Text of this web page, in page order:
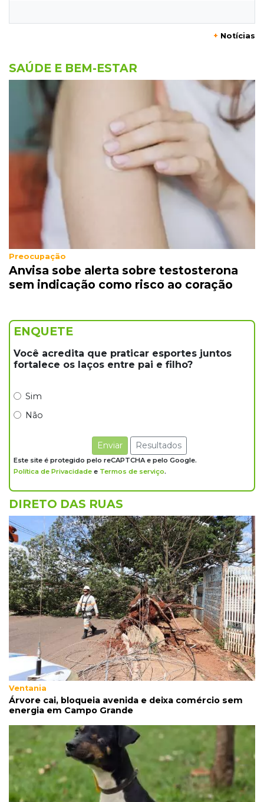
Juiz obriga condomínio da Capital a fazer
ligação de água na rede pública
Mercado aquecido
Há vagas: obras da UFN3 mantêm ciclo de
contratações em Três Lagoas
15:47 Comportamento
Odilon Wagner se encanta em visita ao
Bioparque Pantanal: “deslumbrante”
15:25
Zona rural
Visitante encontra túmulo violado e ossos
expostos no Cemitério Três Barras
preso
14:44
Celebração interativa
de 72 anos em praça no Centro
Ladário abre consulta para criação do Parque
Natural Pérola do Pantanal
Pantaneiro que salvou fazenda com diques
vira personagem de livro
13:34Operação Lívia
Discord é investigado por falha na proteção
de menores após morte de adolescente
13:33Produção artesanal
MS chega a 25 cachaças registradas e amplia
número de produtores em 67%
13:12Fraude eletrônica
Idoso tem R$ 39,7 mil retirados da conta em
transferências misteriosas
13:00
Artigos
O crescimento descontrolado das big techs
12:55
Ventania
+ Notícias
SAÚDE E BEM-ESTAR
Preocupação
Anvisa sobe alerta sobre testosterona
sem indicação como risco ao coração
ENQUETE
Você acredita que praticar esportes juntos
fortalece os laços entre pai e filho?
Sim
Não
Enviar Resultados
Este site é protegido pelo reCAPTCHA e pelo Google.
Política de Privacidade e Termos de serviço.
DIRETO DAS RUAS
Ventania
Árvore cai, bloqueia avenida e deixa comércio sem
energia em Campo Grande